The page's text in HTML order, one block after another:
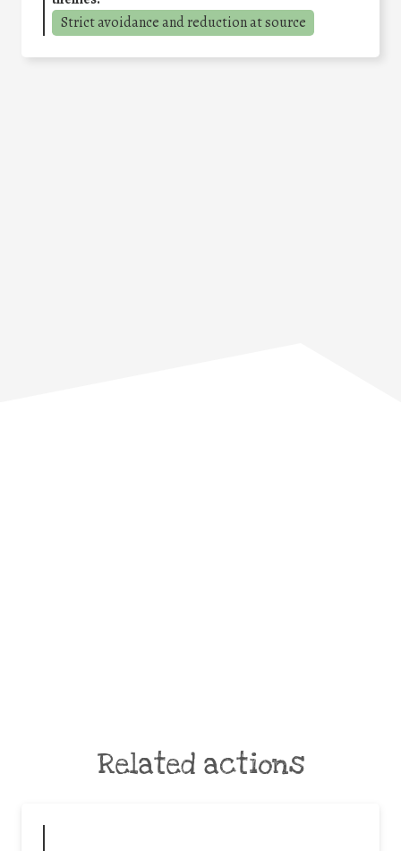
Strict avoidance and reduction at source
Related actions